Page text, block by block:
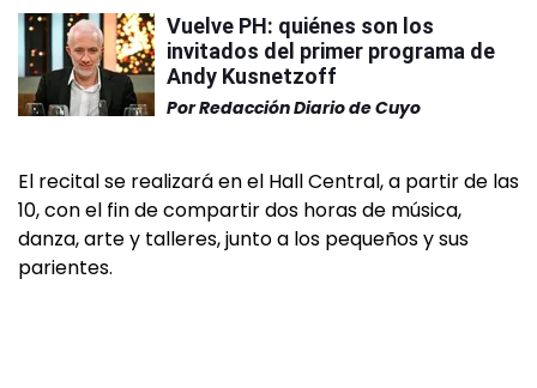
Vuelve PH: quiénes son los
invitados del primer programa de
Andy Kusnetzoff
PorRedacción Diario de Cuyo
El recital se realizará en el Hall Central, a partir de las
10, con el fin de compartir dos horas de música,
danza, arte y talleres, junto a los pequeños y sus
parientes.